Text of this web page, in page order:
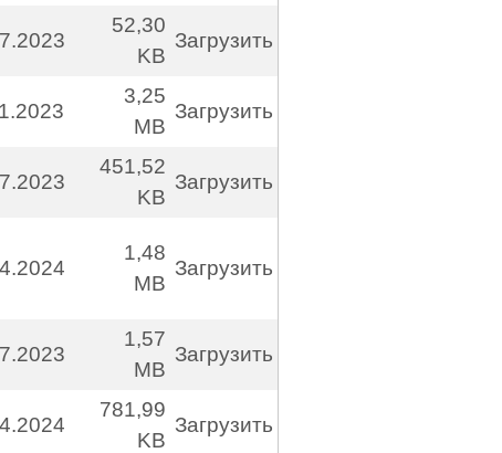
52,30
KB
Загрузить
3,25
MB
Загрузить
451,52
KB
Загрузить
1,48
MB
Загрузить
1,57
MB
Загрузить
781,99
KB
Загрузить